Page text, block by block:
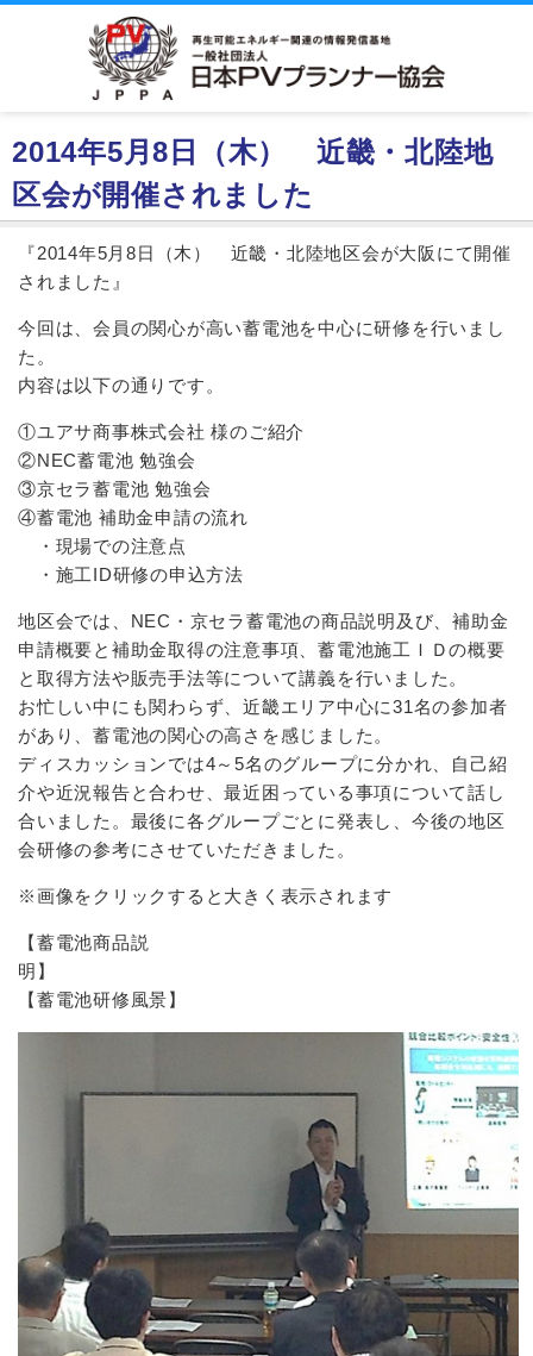
2014年5月8日（木） 近畿・北陸地
区会が開催されました
『2014年5月8日（木） 近畿・北陸地区会が大阪にて開催
されました』
今回は、会員の関心が高い蓄電池を中心に研修を行いまし
た。
内容は以下の通りです。
①ユアサ商事株式会社 様のご紹介
②NEC蓄電池 勉強会
③京セラ蓄電池 勉強会
④蓄電池 補助金申請の流れ
・現場での注意点
・施工ID研修の申込方法
地区会では、NEC・京セラ蓄電池の商品説明及び、補助金
申請概要と補助金取得の注意事項、蓄電池施工ＩＤの概要
と取得方法や販売手法等について講義を行いました。
お忙しい中にも関わらず、近畿エリア中心に31名の参加者
があり、蓄電池の関心の高さを感じました。
ディスカッションでは4～5名のグループに分かれ、自己紹
介や近況報告と合わせ、最近困っている事項について話し
合いました。最後に各グループごとに発表し、今後の地区
会研修の参考にさせていただきました。
※画像をクリックすると大きく表示されます
【蓄電池商品説
明】
【蓄電池研修風景】